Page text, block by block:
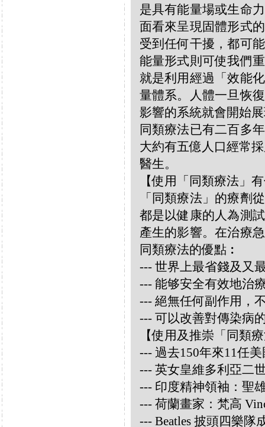
是具有能量場或生命
面看來呈現固體形式
受到任何干擾，都可
能量形式則可使我們
就是利用經過「效能
量體系。人體一旦恢
影響的系統就會開始
同類療法已有二百多
大約有五億人口經常
醫生。
【使用「同類療法」
「同類療法」的療劑
都是以健康的人為測
產生的影響。在治療
同類療法的優點︰
--- 世界上最省錢及又
--- 能够安全有效地治
--- 絕無任何副作用，
--- 可以改善對傳染病
【使用及推崇「同類
--- 過去150年來11任
--- 英女皇維多利亞二
--- 印度精神領袖：聖
--- 荷蘭畫家：梵高
--- Beatles 披頭四樂隊